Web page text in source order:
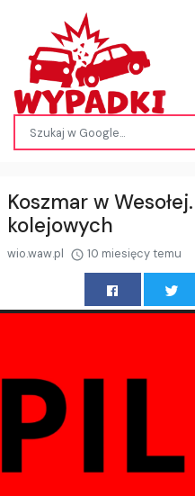
Koszmar w
kolejowych
wio.waw.pl 10 miesięcy temu